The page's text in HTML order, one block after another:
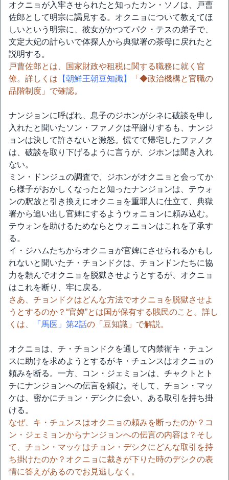
オクニョが入牢させられたと知ったカン・ソノは、戸曹
佐郎として明宗に謁見する。オクニョについて教えてほ
しいという明宗に、彼女がかつてパク・テスの弟子で、
文定大妃の計らいで体探人から典獄署の茶母に戻れたと
説明する。
戸曹佐郎とは、国家財政や租税に関する職務に就く官
僚。詳しくは 【朝鮮王朝豆知識】
「◆政治機構と官職の
品階制度」で確認。
ナンジョンに呼ばれ、息子のジホンがシネに破談を申し
入れたと聞いたソン・ファノクは平謝りするも、ナンジ
ョンは決して許さないと激怒。慌てて帰宅したファノク
は、破談を取り下げるように言うが、ジホンは聞き入れ
ない。
ミン・ドンジュの調査で、ジホンがオクニョと会ってか
ら様子がおかしくなったと知ったナンジョンは、テウォ
ンの釈放と引き換えにオクニョを重罪人に仕立て、典獄
署から追い出し官婢にするようウォニョンに頼み込む。
テウォンを助けるためならとウォニョンはこれを了承す
る。
イ・ジハムたちからオクニョが官婢にさせられるかもし
れないと聞いたチ・チョンドクは、チョンドンたちに協
力を頼んでオクニョを脱獄させようとするが、オクニョ
はこれを断り、牢に戻る。
さあ、チョンドクはどんな方法でオクニョを脱獄させよ
うとするのか？“官婢”とは国が保有する賎民のこと。詳し
くは、
「馬医」第2話の「豆知識」で解説。
オクニョは、チ・チョンドクを通して内禁衛キ・チュン
スに助けを求めようとするがキ・チュンスはオクニョの
頼みを断る。一方、コン・ジェミョンは、チャクトとト
チにナンジョンへの伝言を頼む。そして、チョン・マッ
ケは、密かにチョン・デシクに会い、ある取引を持ち掛
ける。
なぜ、キ・チュンスはオクニョの頼みを断ったのか？コ
ン・ジェミョンからナンジョンへの伝言の内容は？そし
て、チョン・マッケはチョン・デシクにどんな取引を持
ち掛けたのか？オクニョに裁きが下りた時のデシクの表
情に答えがあるのでお見逃しなく。